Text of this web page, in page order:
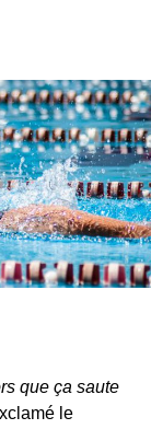
que ça saute
le